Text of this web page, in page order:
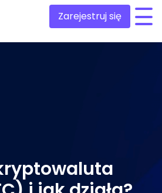
100€ kupiłbym…
krypto
Zarejestruj się